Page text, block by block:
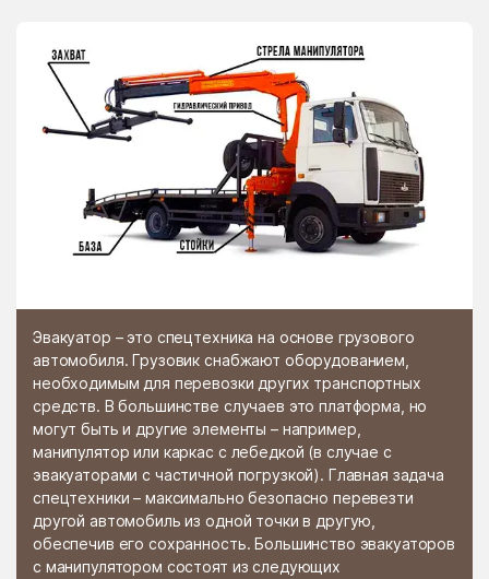
Эвакуатор – это спецтехника на основе грузового
автомобиля. Грузовик снабжают оборудованием,
необходимым для перевозки других транспортных
средств. В большинстве случаев это платформа, но
могут быть и другие элементы – например,
манипулятор или каркас с лебедкой (в случае с
эвакуаторами с частичной погрузкой). Главная задача
спецтехники – максимально безопасно перевезти
другой автомобиль из одной точки в другую,
обеспечив его сохранность. Большинство эвакуаторов
с манипулятором состоят из следующих